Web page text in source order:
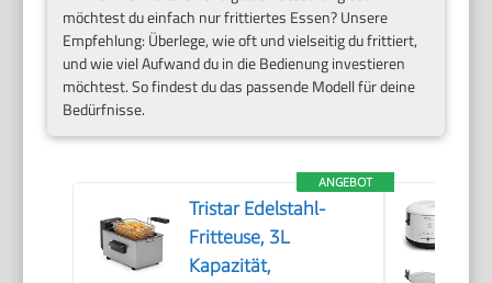
möchtest du einfach nur frittiertes Essen? Unsere
Empfehlung: Überlege, wie oft und vielseitig du frittiert,
und wie viel Aufwand du in die Bedienung investieren
möchtest. So findest du das passende Modell für deine
Bedürfnisse.
ANGEBOT
Tristar Edelstahl-
Fritteuse, 3L
Kapazität,